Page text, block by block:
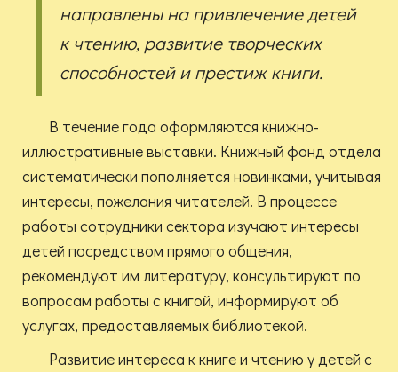
направлены на привлечение детей
к чтению, развитие творческих
способностей и престиж книги.
В течение года оформляются книжно-
иллюстративные выставки. Книжный фонд отдела
систематически пополняется новинками, учитывая
интересы, пожелания читателей. В процессе
работы сотрудники сектора изучают интересы
детей посредством прямого общения,
рекомендуют им литературу, консультируют по
вопросам работы с книгой, информируют об
услугах, предоставляемых библиотекой.
Развитие интереса к книге и чтению у детей с